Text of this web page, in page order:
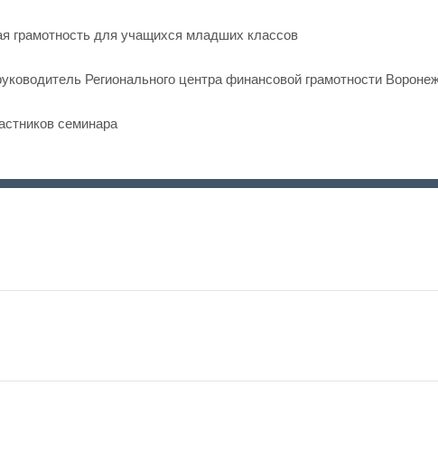
грамотность для учащихся младших классов
Регионального центра финансовой грамотности
семинара